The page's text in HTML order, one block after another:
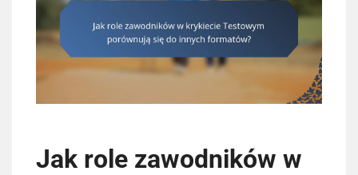
Jak role zawodników w